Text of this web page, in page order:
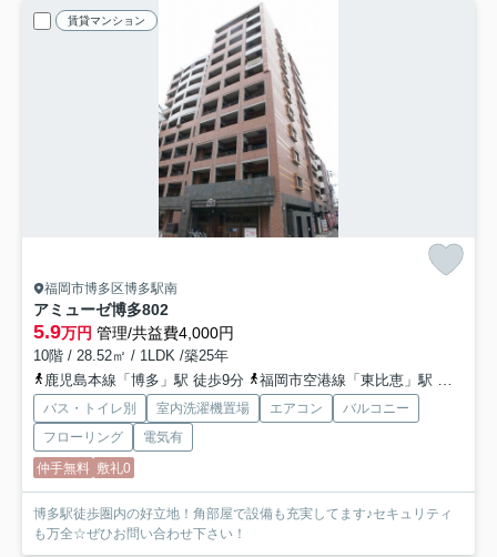
賃貸マンション
福岡市博多区博多駅南
アミューゼ博多802
5.9万円 管理/共益費4,000円
10階 / 28.52㎡ / 1LDK /築25年
鹿児島本線「博多」駅 徒歩9分
福岡市空港線「東比恵」駅 徒歩17分
バス・トイレ別 室内洗濯機置場 エアコン
バルコニー
フローリング
電気有
仲手無料 敷礼0
博多駅徒歩圏内の好立地！角部屋で設備も充実してます♪セキュリティ
も万全☆ぜひお問い合わせ下さい！